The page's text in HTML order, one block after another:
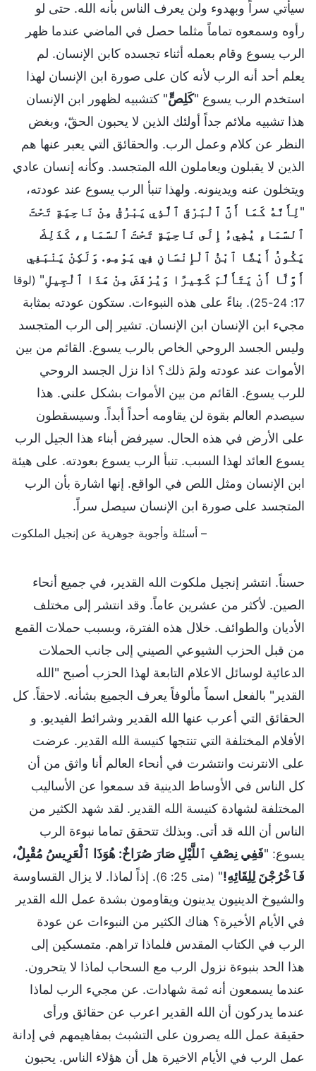
سيأتي سراً وبهدوء ولن يعرف الناس بأنه الله. حتى لو
رأوه وسمعوه تماماً مثلما حصل في الماضي عندما ظهر
الرب يسوع وقام بعمله أثناء تجسده كابن الإنسان. لم
يعلم أحد أنه الرب لأنه كان على صورة ابن الإنسان لهذا
استخدم الرب يسوع "كَلِصٍّ" كتشبيه لظهور ابن الإنسان
هذا تشبيه ملائم جداً أولئك الذين لا يحبون الحقّ، وبغض
النظر عن كلام وعمل الرب. والحقائق التي يعبر عنها هم
الذين لا يقبلون ويعاملون الله المتجسد. وكأنه إنسان عادي
ويتخلون عنه ويدينونه. ولهذا تنبأ الرب يسوع عند عودته،
"لِأَنَّهُ كَمَا أَنَّ ٱلْبَرْقَ ٱلَّذِي يَبْرُقُ مِنْ نَاحِيَةٍ تَحْتَ
ٱلسَّمَاءِ يُضِيءُ إِلَى نَاحِيَةٍ تَحْتَ ٱلسَّمَاءِ، كَذَلِكَ
يَكُونُ أَيْضًا ٱبْنُ ٱلْإِنْسَانِ فِي يَوْمِهِ. وَلَكِنْ يَنْبَغِي
أَوَّلًا أَنْ يَتَأَلَّمَ كَثِيرًا وَيُرْفَضَ مِنْ هَذَا ٱلْجِيلِ" (لوقا
17: 24-25)
. بناءً على هذه النبوءات. ستكون عودته بمثابة
مجيء ابن الإنسان ابن الإنسان. تشير إلى الرب المتجسد
وليس الجسد الروحي الخاص بالرب يسوع. القائم من بين
الأموات عند عودته ولمَ ذلك؟ اذا نزل الجسد الروحي
للرب يسوع. القائم من بين الأموات بشكل علني. هذا
سيصدم العالم بقوة لن يقاومه أحداً أبداً. وسيسقطون
على الأرض في هذه الحال. سيرفض أبناء هذا الجيل الرب
يسوع العائد لهذا السبب. تنبأ الرب يسوع بعودته. على هيئة
ابن الإنسان ومثل اللص في الواقع. إنها اشارة بأن الرب
المتجسد على صورة ابن الإنسان سيصل سراً.
– أسئلة وأجوبة جوهرية عن إنجيل الملكوت
حسناً. انتشر إنجيل ملكوت الله القدير، في جميع أنحاء
الصين. لأكثر من عشرين عاماً. وقد انتشر إلى مختلف
الأديان والطوائف. خلال هذه الفترة، وبسبب حملات القمع
من قبل الحزب الشيوعي الصيني إلى جانب الحملات
الدعائية لوسائل الاعلام التابعة لهذا الحزب أصبح "الله
القدير" بالفعل اسماً مألوفاً يعرف الجميع بشأنه. لاحقاً. كل
الحقائق التي أعرب عنها الله القدير وشرائط الفيديو. و
الأفلام المختلفة التي تنتجها كنيسة الله القدير. عرضت
على الانترنت وانتشرت في أنحاء العالم أنا واثق من أن
كل الناس في الأوساط الدينية قد سمعوا عن الأساليب
المختلفة لشهادة كنيسة الله القدير. لقد شهد الكثير من
الناس أن الله قد أتى. وبذلك تتحقق تماما نبوءة الرب
يسوع: "فَفِي نِصْفِ ٱللَّيْلِ صَارَ صُرَاخٌ: هُوَذَا ٱلْعَرِيسُ مُقْبِلٌ،
فَٱخْرُجْنَ لِلِقَائِهِ!" (متى 25: 6)
. إذاً لماذا. لا يزال القساوسة
والشيوخ الدينيون يدينون ويقاومون بشدة عمل الله القدير
في الأيام الأخيرة؟ هناك الكثير من النبوءات عن عودة
الرب في الكتاب المقدس فلماذا تراهم. متمسكين إلى
هذا الحد بنبوءة نزول الرب مع السحاب لماذا لا يتحرون.
عندما يسمعون أنه ثمة شهادات. عن مجيء الرب لماذا
عندما يدركون أن الله القدير اعرب عن حقائق ورأى
حقيقة عمل الله يصرون على التشبث بمفاهيمهم في إدانة
عمل الرب في الأيام الاخيرة هل أن هؤلاء الناس. يحبون